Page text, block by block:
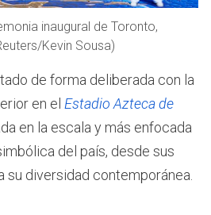
inaugural de Toronto,
Kevin Sousa)
de forma deliberada con la
en el Estadio Azteca de
en la escala y más enfocada
del país, desde sus
su diversidad contemporánea.